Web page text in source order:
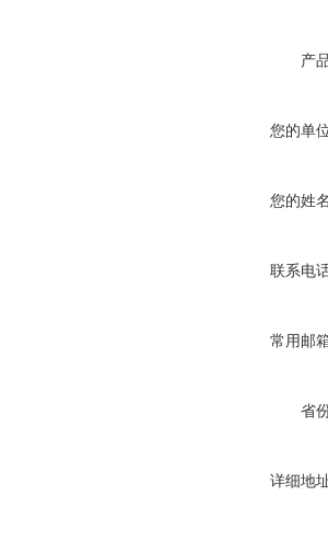
产
您的单
您的姓
联系电
常用邮
省
详细地